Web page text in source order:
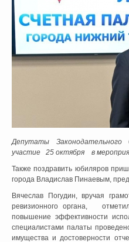
Депутаты Законодательного
участие 25 октября в
Также поздравить юбиляров
города Владислав Пинаевым,
Вячеслав Погудин, вручая
ревизионного органа,
повышение эффективности
специалистами палаты
имущества и достоверности